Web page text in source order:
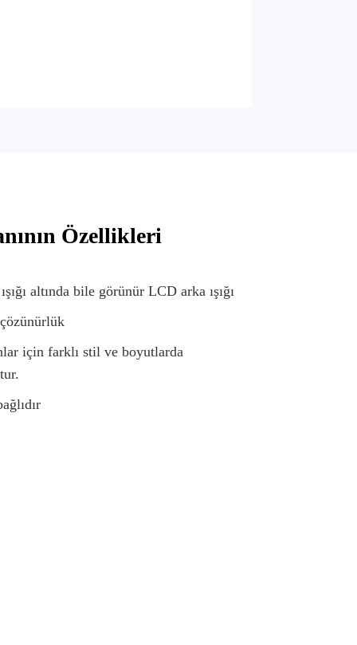
Özellikleri
altında bile görünür LCD arka ışığı
için farklı stil ve boyutlarda